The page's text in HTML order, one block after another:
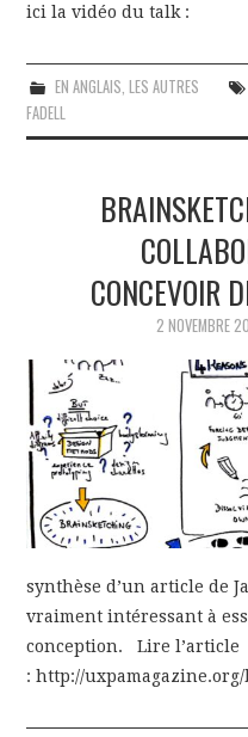
ici la vidéo du talk :
EN ANGLAIS LES AUTRES
FADELL
CONCEVOIR
2 NOVEMBRE
synthèse d’un article de
vraiment intéressant à
conception. Lire l’article
: http://